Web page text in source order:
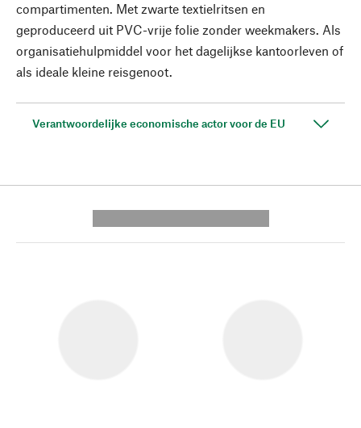
compartimenten. Met zwarte textielritsen en
geproduceerd uit PVC-vrije folie zonder weekmakers. Als
organisatiehulpmiddel voor het dagelijkse kantoorleven of
als ideale kleine reisgenoot.
Verantwoordelijke economische actor voor de EU